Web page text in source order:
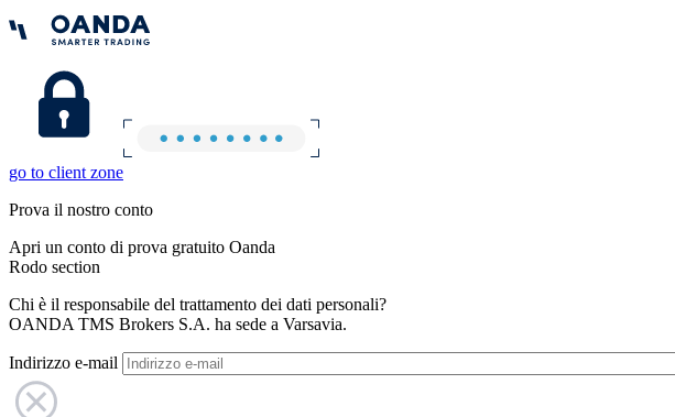
go to client zone
Prova il nostro conto
Apri un conto di prova gratuito Oanda
Rodo section
Chi è il responsabile del trattamento dei dati personali?
OANDA TMS Brokers S.A. ha sede a Varsavia.
Indirizzo e-mail